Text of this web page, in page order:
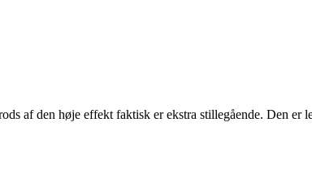
af den høje effekt faktisk er ekstra stillegående. Den er